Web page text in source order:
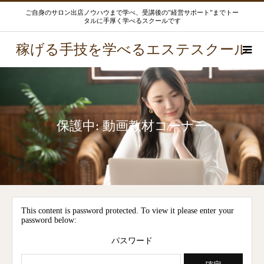
ご自身のサロン出店ノウハウまで学べ、受講後の”経営サポート”までトー
タルに手厚く学べるスクールです
稼げる手技を学べるエステスクール
保護中: 動画教材コーナー
This content is password protected. To view it please enter your
password below:
パスワード